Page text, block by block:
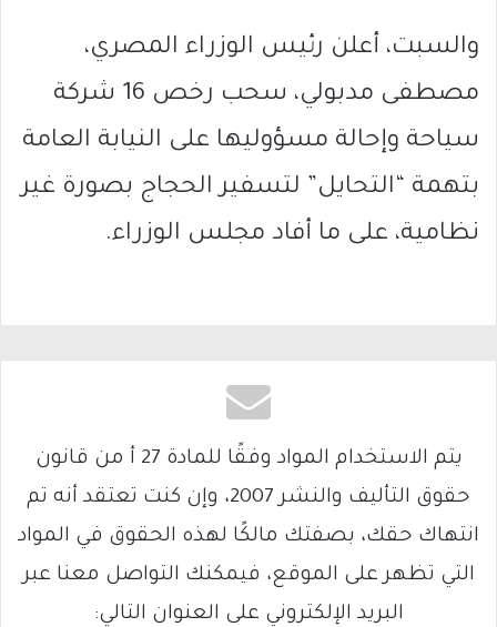
والسبت، أعلن رئيس الوزراء المصري،
مصطفى مدبولي، سحب رخص 16 شركة
سياحة وإحالة مسؤوليها على النيابة العامة
بتهمة “التحايل” لتسفير الحجاج بصورة غير
نظامية، على ما أفاد مجلس الوزراء.
يتم الاستخدام المواد وفقًا للمادة 27 أ من قانون
حقوق التأليف والنشر 2007، وإن كنت تعتقد أنه تم
انتهاك حقك، بصفتك مالكًا لهذه الحقوق في المواد
التي تظهر على الموقع، فيمكنك التواصل معنا عبر
البريد الإلكتروني على العنوان التالي: